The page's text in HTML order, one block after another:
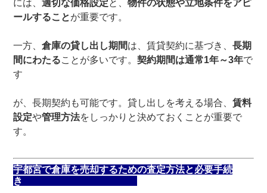
には、適切な価格設定と、物件の状態や立地条件をアピ
ールすることが重要です。
一方、倉庫の貸し出し期間は、賃貸契約に基づき、長期
間にわたることが多いです。契約期間は通常1年～3年で
す
が、長期契約も可能です。貸し出しを考える場合、賃料
設定や管理方法をしっかりと決めておくことが重要で
す。
宇都宮で倉庫を売却するための査定方法と必要手続
き